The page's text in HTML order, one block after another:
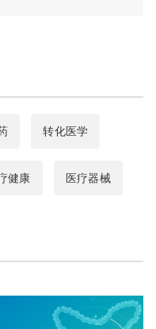
转化医学
健康 医疗器械